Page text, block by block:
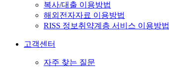
복사/대출 이용방법
해외전자자료 이용방법
RISS 정보취약계층 서비스 이용방법
고객센터
자주 찾는 질문